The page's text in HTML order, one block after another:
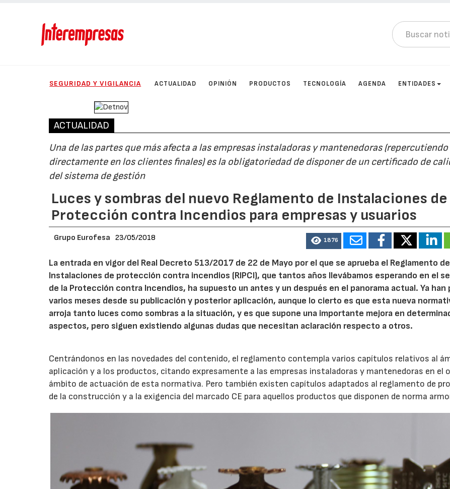
SEGURIDAD Y VIGILANCIA ACTUALIDAD OPINIÓN PRODUCTOS TECNOLOGÍA AGENDA ENTIDADES
ACTUALIDAD
Una de las partes que más afecta a las empresas instaladoras y mantenedoras (repercutiendo
directamente en los clientes finales) es la obligatoriedad de disponer de un certificado de
del sistema de gestión
Luces y sombras del nuevo Reglamento de Instalaciones de
Protección contra Incendios para empresas y usuarios
Grupo Eurofesa 23/05/2018 1876
La entrada en vigor del Real Decreto 513/2017 de 22 de Mayo por el que se aprueba el Reglamento de
Instalaciones de protección contra incendios (RIPCI), que tantos años llevábamos esperando en el
de la Protección contra Incendios, ha supuesto un antes y un después en el panorama actual. Ya han
varios meses desde su publicación y posterior aplicación, aunque lo cierto es que esta nueva
arroja tanto luces como sombras a la situación, y es que supone una importante mejora en
aspectos, pero siguen existiendo algunas dudas que necesitan aclaración respecto a otros.
Centrándonos en las novedades del contenido, el reglamento contempla varios capítulos relativos al
aplicación y a los productos, citando expresamente a las empresas instaladoras y mantenedoras en el
ámbito de actuación de esta normativa. Pero también existen capítulos adaptados al reglamento de
de la construcción y a la exigencia del marcado CE para aquellos productos que disponen de norma